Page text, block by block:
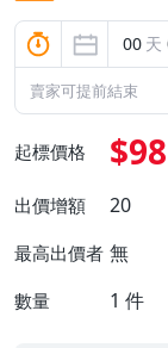
00 天
賣家可提前結束
起標價格 $98
出價增額 20
最高出價者 無
數量 1 件